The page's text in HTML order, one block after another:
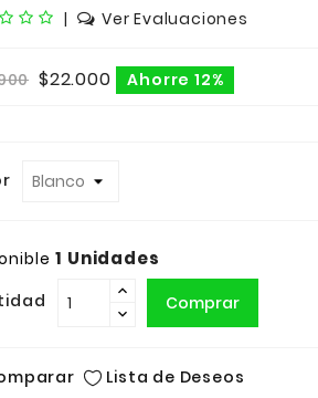
| Ver Evaluaciones
$22.000 Ahorre 12%
1 Unidades
Comprar
Lista de Deseos